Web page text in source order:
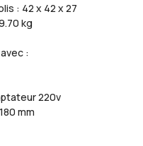
: 42 x 42 x 27
kg
:
220v
mm